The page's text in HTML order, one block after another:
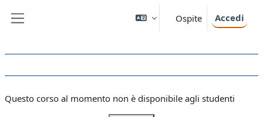
Ospite Accedi
Questo corso al momento non è disponibile agli studenti